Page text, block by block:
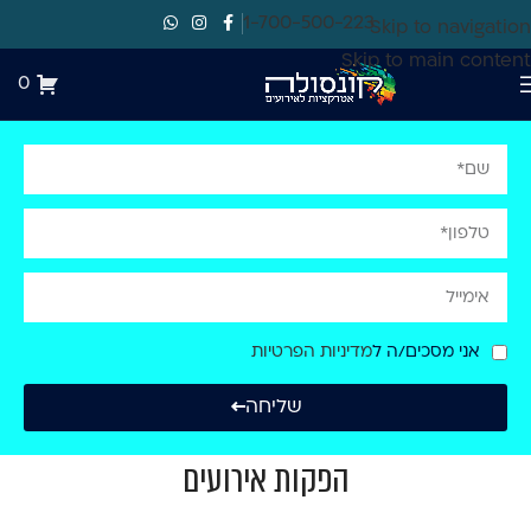
Skip to navigation
Skip to main content
1-700-500-223
0
אני מסכים/ה למדיניות הפרטיות
שליחה
הפקות אירועים